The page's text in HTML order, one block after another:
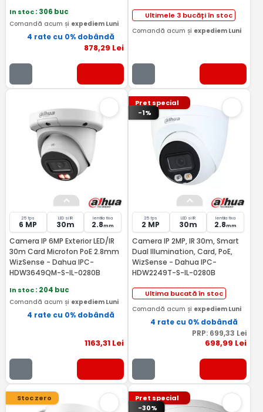
In stoc: 306 buc
Comandă acum și expediem Luni
4 rate cu 0% dobândă
878,29 Lei
Ultimele 3 bucăți în stoc
Comandă acum și expediem Luni
25 fps
6 MP
LED si IR
30m
lentila fixa
2.8mm
Camera IP 6MP Exterior LED/IR
30m Card Microfon PoE 2.8mm
WizSense - Dahua IPC-
HDW3649QM-S-IL-0280B
In stoc: 204 buc
Comandă acum și expediem Luni
4 rate cu 0% dobândă
1163,31Lei
Pret special
-1%
25 fps
2 MP
LED si IR
30m
lentila fixa
2.8mm
Camera IP 2MP, IR 30m, Smart
Dual Illumination, Card, PoE,
WizSense - Dahua IPC-
HDW2249T-S-IL-0280B
Ultima bucată în stoc
Comandă acum și expediem Luni
4 rate cu 0% dobândă
PRP: 699,33 Lei
698,99 Lei
Stoc zero
Pret special
-30%